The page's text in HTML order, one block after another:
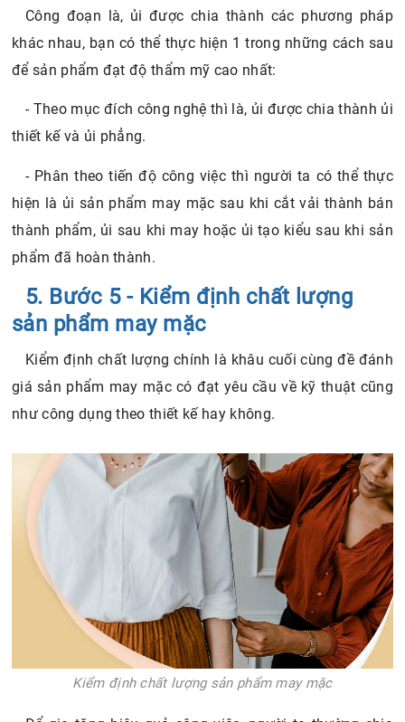
- Theo mục đích công nghệ thì là, ủi được chia thành ủi
thiết kế và ủi phẳng.
- Phân theo tiến độ công việc thì người ta có thể thực
hiện là ủi sản phẩm may mặc sau khi cắt vải thành bán
phẩm đã hoàn thành.
5. Bước 5 - Kiểm định chất lượng
sản phẩm may mặc
Kiểm định chất lượng chính là khâu cuối cùng đề đánh
giá sản phẩm may mặc có đạt yêu cầu về kỹ thuật cũng
Kiểm định chất lượng sản phẩm may mặc
Để gia tăng hiệu quả công việc, người ta thường chia
ra thành nhiều phương pháp kiểm định như là kiểm tra